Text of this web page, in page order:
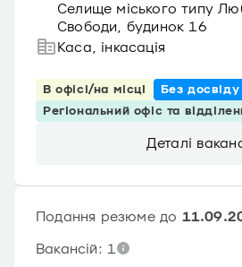
Селище міського типу
Свободи, будинок 16
Каса, інкасація
В офісі/на місці
Без досвіду
Регіональний офіс та
Деталі
Подання резюме до
Вакансій: 1